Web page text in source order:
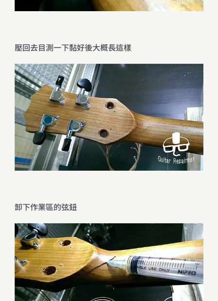
壓回去目測一下黏好後大概長這樣
卸下作業區的弦鈕